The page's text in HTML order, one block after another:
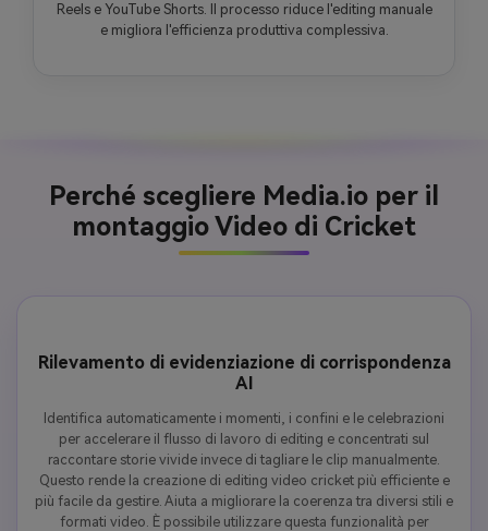
Reels e YouTube Shorts. Il processo riduce l'editing manuale
e migliora l'efficienza produttiva complessiva.
Perché scegliere Media.io per il
montaggio Video di Cricket
Rilevamento di evidenziazione di corrispondenza
AI
Identifica automaticamente i momenti, i confini e le celebrazioni
per accelerare il flusso di lavoro di editing e concentrati sul
raccontare storie vivide invece di tagliare le clip manualmente.
Questo rende la creazione di editing video cricket più efficiente e
più facile da gestire. Aiuta a migliorare la coerenza tra diversi stili e
formati video. È possibile utilizzare questa funzionalità per